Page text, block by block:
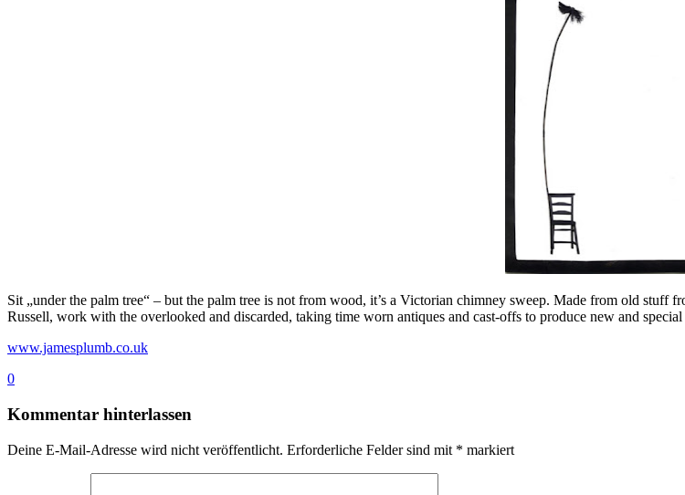
Sit „under the palm tree“ – but the palm tree is not from wood, it’s a Victorian chimney sweep. Made from old stuff
Russell, work with the overlooked and discarded, taking time worn antiques and cast-offs to produce new and special
www.jamesplumb.co.uk
0
Kommentar hinterlassen
Deine E-Mail-Adresse wird nicht veröffentlicht. Erforderliche Felder sind mit * markiert